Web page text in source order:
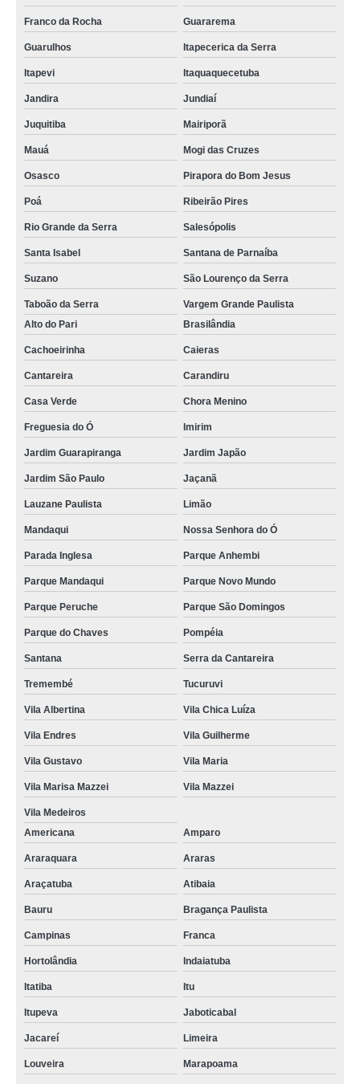
Franco da Rocha Guararema
Guarulhos Itapecerica da Serra
Itapevi Itaquaquecetuba
Jandira Jundiaí
Juquitiba Mairiporã
Mauá Mogi das Cruzes
Osasco Pirapora do Bom Jesus
Poá Ribeirão Pires
Rio Grande da Serra Salesópolis
Santa Isabel Santana de Parnaíba
Suzano São Lourenço da Serra
Taboão da Serra
Vargem Grande Paulista
Alto do Pari
Brasilândia
Cachoeirinha Caieras
Cantareira Carandiru
Casa Verde Chora Menino
Freguesia do Ó Imirim
Jardim Guarapiranga Jardim Japão
Jardim São Paulo Jaçanã
Lauzane Paulista Limão
Mandaqui Nossa Senhora do Ó
Parada Inglesa Parque Anhembi
Parque Mandaqui Parque Novo Mundo
Parque Peruche Parque São Domingos
Parque do Chaves Pompéia
Santana Serra da Cantareira
Tremembé Tucuruvi
Vila Albertina Vila Chica Luíza
Vila Endres Vila Guilherme
Vila Gustavo Vila Maria
Vila Marisa Mazzei Vila Mazzei
Vila Medeiros
Americana
Amparo
Araraquara Araras
Araçatuba Atibaia
Bauru Bragança Paulista
Campinas Franca
Hortolândia Indaiatuba
Itatiba Itu
Itupeva Jaboticabal
Jacareí Limeira
Louveira Marapoama